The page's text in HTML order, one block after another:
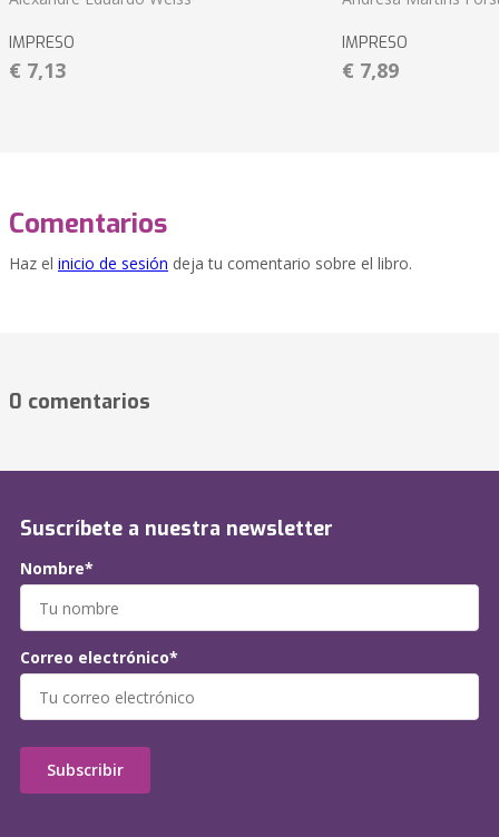
IMPRESO
€ 7,13
IMPRESO
€ 7,89
Comentarios
Haz el inicio de sesión deja tu comentario sobre el libro.
0 comentarios
Suscríbete a nuestra newsletter
Nombre*
Correo electrónico*
Subscribir